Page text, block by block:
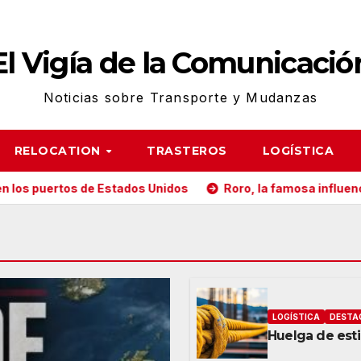
Vigía de la
Noticias sobre Transporte y Mudanzas
RELOCATION TRASTEROS LOGÍSTICA
Unidos Roro, la famosa influencer la lía en el
LOGÍSTICA
Huelga de